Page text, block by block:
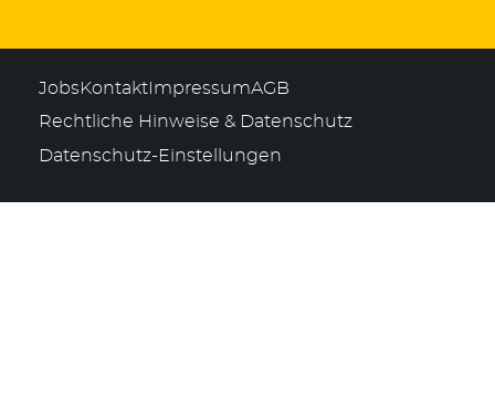
JobsKontaktImpressumAGB
Rechtliche Hinweise & Datenschutz
Datenschutz-Einstellungen